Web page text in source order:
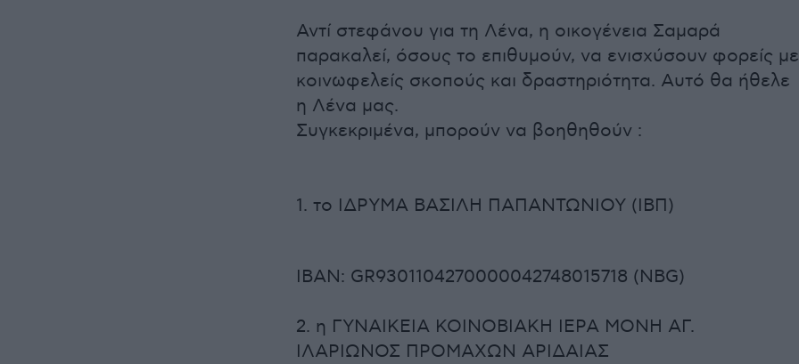
Αντί στεφάνου για τη Λένα, η οικογένεια Σαμαρά
παρακαλεί, όσους το επιθυμούν, να ενισχύσουν φορείς με
κοινωφελείς σκοπούς και δραστηριότητα. Αυτό θα ήθελε
η Λένα μας.
Συγκεκριμένα, μπορούν να βοηθηθούν :
1. το ΙΔΡΥΜΑ ΒΑΣΙΛΗ ΠΑΠΑΝΤΩΝΙΟΥ (ΙΒΠ)
IBAN: GR9301104270000042748015718 (NBG)
2. η ΓΥΝΑΙΚΕΙΑ ΚΟΙΝΟΒΙΑΚΗ ΙΕΡΑ ΜΟΝΗ ΑΓ.
ΙΛΑΡΙΩΝΟΣ ΠΡΟΜΑΧΩΝ ΑΡΙΔΑΙΑΣ